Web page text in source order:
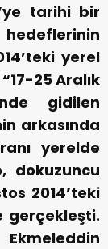
tarihi bir
yerel
25 Aralık
gidilen
arkasında
yerelde
dokuzuncu
2014’teki
gerçekleşti.